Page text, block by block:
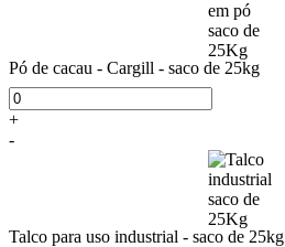
Pó de cacau - Cargill - saco de 25kg
+
-
Talco para uso industrial - saco de 25kg